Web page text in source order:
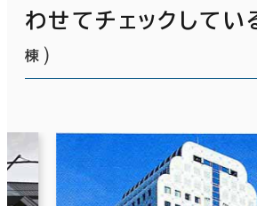
わせてチェックしてい
棟 ）